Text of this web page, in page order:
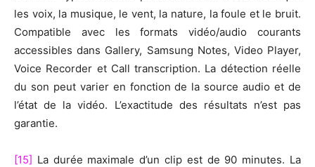
les voix, la musique, le vent, la nature, la foule et le bruit.
Compatible avec les formats vidéo/audio courants
accessibles dans Gallery, Samsung Notes, Video Player,
Voice Recorder et Call transcription. La détection réelle
du son peut varier en fonction de la source audio et de
l’état de la vidéo. L’exactitude des résultats n’est pas
garantie.
[15] La durée maximale d’un clip est de 90 minutes. La